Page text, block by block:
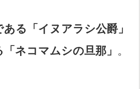
る「イヌアラシ公爵」
ネコマムシの旦那」 。